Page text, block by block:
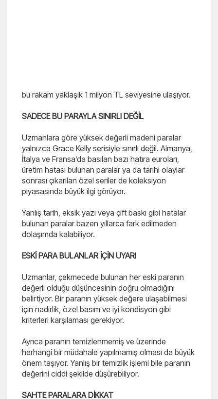
bu rakam yaklaşık 1 milyon TL seviyesine ulaşıyor.
SADECE BU PARAYLA SINIRLI DEĞİL
Uzmanlara göre yüksek değerli madeni paralar
yalnızca Grace Kelly serisiyle sınırlı değil. Almanya,
İtalya ve Fransa’da basılan bazı hatıra euroları,
üretim hatası bulunan paralar ya da tarihi olaylar
sonrası çıkarılan özel seriler de koleksiyon
piyasasında büyük ilgi görüyor.
Yanlış tarih, eksik yazı veya çift baskı gibi hatalar
bulunan paralar bazen yıllarca fark edilmeden
dolaşımda kalabiliyor.
ESKİ PARA BULANLAR İÇİN UYARI
Uzmanlar, çekmecede bulunan her eski paranın
değerli olduğu düşüncesinin doğru olmadığını
belirtiyor. Bir paranın yüksek değere ulaşabilmesi
için nadirlik, özel basım ve iyi kondisyon gibi
kriterleri karşılaması gerekiyor.
Ayrıca paranın temizlenmemiş ve üzerinde
herhangi bir müdahale yapılmamış olması da büyük
önem taşıyor. Yanlış bir temizlik işlemi bile paranın
değerini ciddi şekilde düşürebiliyor.
SAHTE PARALARA DİKKAT